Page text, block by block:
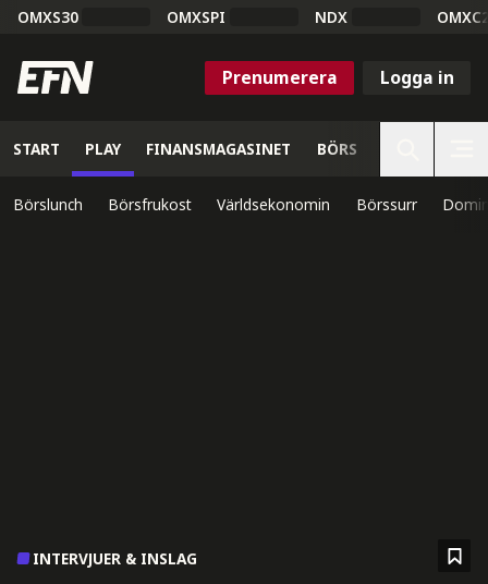
OMXS30 OMXSPI NDX
Prenumerera Logga in
START PLAY FINANSMAGASINET BÖRS
Börslunch Börsfrukost Världsekonomin Börssurr
INTERVJUER & INSLAG